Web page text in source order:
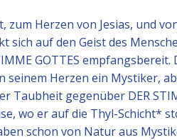
Herzen von Jesias, und
auf den Geist des
GOTTES
seinem Herzen ein Mystiker,
gegenüber DER
wo er auf die Thyl-Schicht*
schon von Natur aus